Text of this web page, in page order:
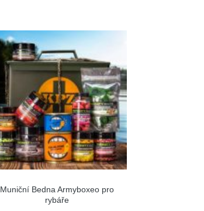
Muniční Bedna Armyboxeo pro
rybáře